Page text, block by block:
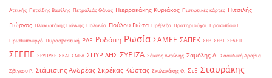
Αττικής Πετκίδης Βασίλης Πετραλιάς Θάνος Πιερρακάκης Κυριάκος Πιστωτικές κάρτες Πιτσιλής
Γιώργος Πλακιωτάκης Γιάννης Πολωνία Πούλου Γιώτα Πρέβεζα Πρατηριούχοι Προκοπίου Γ.
Πρωθυπουργό Πυροσβεστική ΡΑΕ Ροδόπη Ρωσία ΣΑΜΕΕ ΣΑΠΕΚ ΣΕΒ ΣΕΒΤ ΣΕΔΕ ΙΙ
ΣΕΕΠΕ ΣΕΥΠΥΚΕ ΣΚΑΙ ΣΜΕΑ ΣΠΥΡΙΔΗΣ ΣΥΡΙΖΑ Σάκκος Αντώνης Σαμόλης Λ. Σαουδική Αραβία
Σβίγκου Ρ. Σιάμισιης Ανδρέας Σκρέκας Κώστας Σκυλακάκης Θ. ΣτΕ Σταυράκης